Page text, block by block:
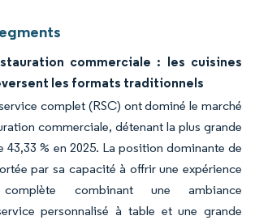
commerciale : les cuisines
les formats traditionnels
complet (RSC) ont dominé le marché
commerciale, détenant la plus grande
43,33 % en 2025. La position dominante de
par sa capacité à offrir une expérience
complète combinant une ambiance
personnalisé à table et une grande